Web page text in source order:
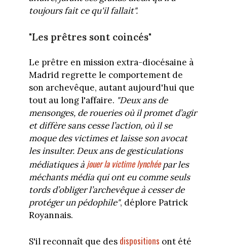
toujours fait ce qu'il fallait".
"Les prêtres sont coincés"
Le prêtre en mission extra-diocésaine à
Madrid regrette le comportement de
son archevêque, autant aujourd'hui que
tout au long l'affaire. "Deux ans de
mensonges, de roueries où il promet d’agir
et diffère sans cesse l’action, où il se
moque des victimes et laisse son avocat
les insulter. Deux ans de gesticulations
médiatiques à jouer la victime lynchéepar les
méchants média qui ont eu comme seuls
tords d’obliger l’archevêque à cesser de
protéger un pédophile", déplore Patrick
Royannais.
S'il reconnaît que des dispositions ont été